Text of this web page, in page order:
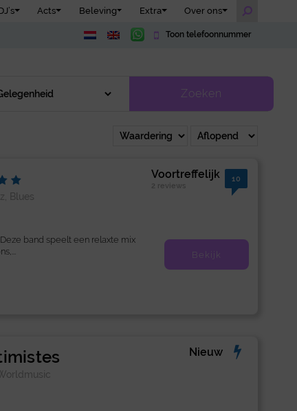
Acts Beleving Extra Over ons
Toon telefoonnummer
Zoeken
Voortreffelijk
2 reviews
10
Blues
band speelt een relaxte mix
Bekijk
Nieuw